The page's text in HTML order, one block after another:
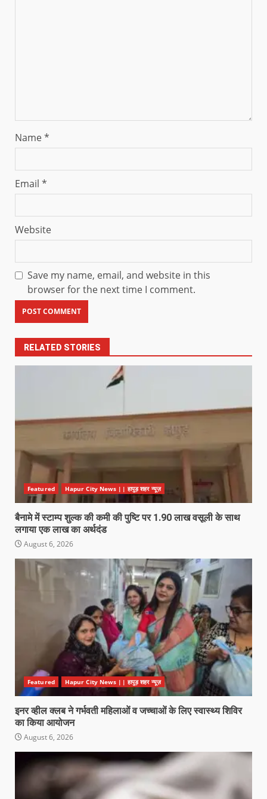
Name*
Email *
Website
Save my name, email, and website in this
browser for the next time I comment.
RELATED STORIES
Featured Hapur City News || हापुड़ शहर न्यूज़
बैनामे में स्टाम्प शुल्क की कमी की पुष्टि पर 1.90 लाख वसूली के साथ
लगाया एक लाख का अर्थदंड
August 6, 2026
Featured Hapur City News || हापुड़ शहर न्यूज़
इनर व्हील क्लब ने गर्भवती महिलाओं व जच्चाओं के लिए स्वास्थ्य शिविर
का किया आयोजन
August 6, 2026